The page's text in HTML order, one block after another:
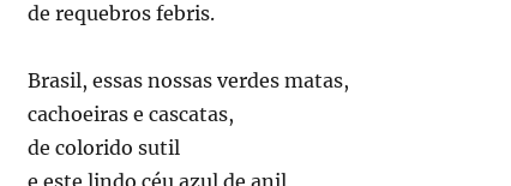
de requebros febris.
Brasil, essas nossas verdes matas,
cachoeiras e cascatas,
de colorido sutil